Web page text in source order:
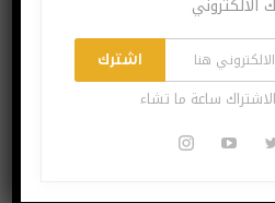
اشترك
ساعة ما تشاء